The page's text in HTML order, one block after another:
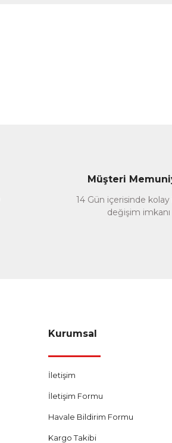
Müşteri
14 Gün içerisinde kolay
değişim imkanı
Kurumsal
İletişim
İletişim Formu
Havale Bildirim Formu
Kargo Takibi